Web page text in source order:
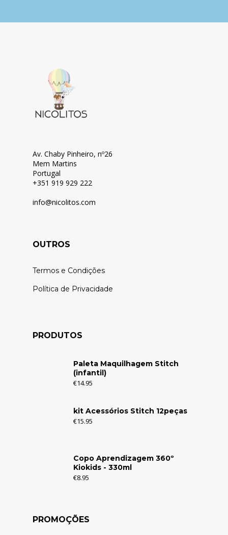
Av. Chaby Pinheiro, nº26
Mem Martins
Portugal
+351 919 929 222
info@nicolitos.com
OUTROS
Termos e Condições
Política de Privacidade
PRODUTOS
Paleta Maquilhagem Stitch
(infantil)
€14.95
kit Acessórios Stitch 12peças
€15.95
Copo Aprendizagem 360º
Kiokids - 330ml
€8.95
PROMOÇÕES